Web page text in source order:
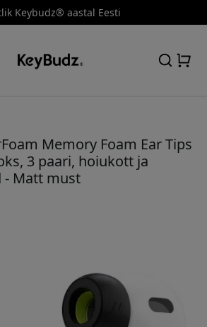
Keybudz® aastal Eesti
Memory Foam Ear Tips
3 paari, hoiukott ja
- Matt must